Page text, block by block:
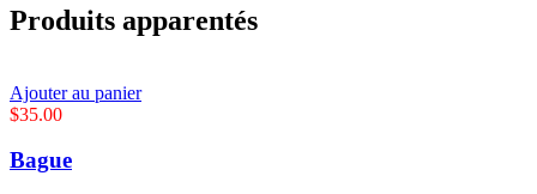
Produits apparentés
Ajouter au panier
$35.00
Bague